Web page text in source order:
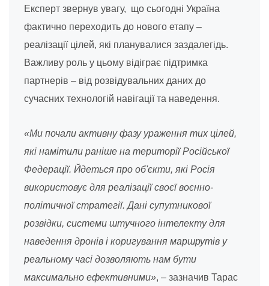
Експерт звернув увагу, що сьогодні Україна
фактично переходить до нового етапу –
реалізації цілей, які планувалися заздалегідь.
Важливу роль у цьому відіграє підтримка
партнерів – від розвідувальних даних до
сучасних технологій навігації та наведення.
«Ми почали активну фазу ураження тих цілей,
які намітили раніше на території Російської
Федерації. Йдеться про об'єкти, які Росія
використовує для реалізації своєї воєнно-
політичної стратегії. Дані супутникової
розвідки, системи штучного інтелекту для
наведення дронів і коригування маршрутів у
реальному часі дозволяють нам бути
максимально ефективними», – зазначив Тарас